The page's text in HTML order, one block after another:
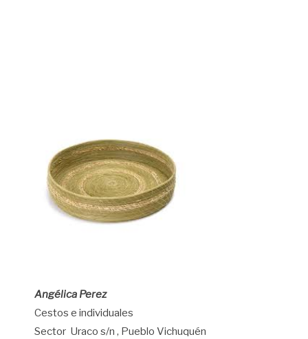
Angélica Perez
Cestos e individuales
Sector Uraco s/n , Pueblo Vichuquén